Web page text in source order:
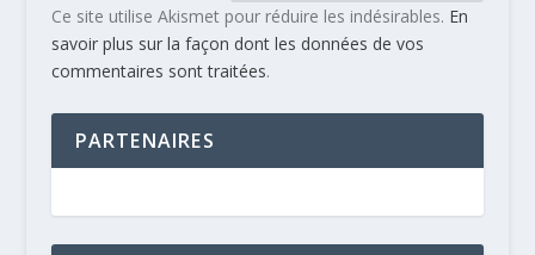
Ce site utilise Akismet pour réduire les indésirables. En
savoir plus sur la façon dont les données de vos
commentaires sont traitées.
PARTENAIRES